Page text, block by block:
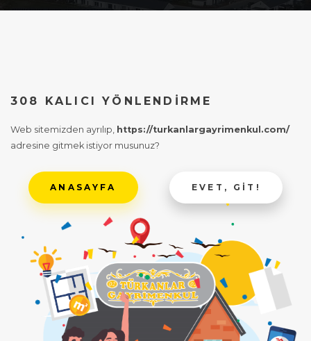
308 KALICI YÖNLENDIRME
Web sitemizden ayrılıp, https://turkanlargayrimenkul.com/
adresine gitmek istiyor musunuz?
ANASAYFA EVET, GIT!